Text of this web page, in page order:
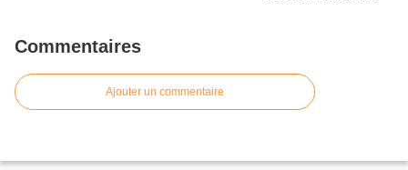
Commentaires
Ajouter un commentaire